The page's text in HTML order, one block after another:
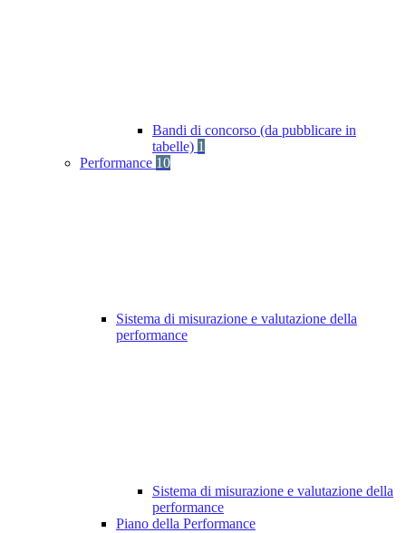
Bandi di concorso (da pubblicare in
tabelle) 1
Performance 10
Sistema di misurazione e valutazione della
performance
Sistema di misurazione e valutazione della
performance
Piano della Performance